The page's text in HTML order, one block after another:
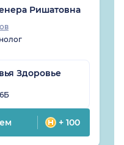
Ришатовна
Здоровье
+ 100